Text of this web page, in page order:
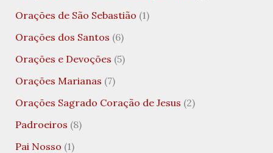
Orações de São Sebastião (1)
Orações dos Santos (6)
Orações e Devoções (5)
Orações Marianas (7)
Orações Sagrado Coração de Jesus (2)
Padroeiros (8)
Pai Nosso (1)